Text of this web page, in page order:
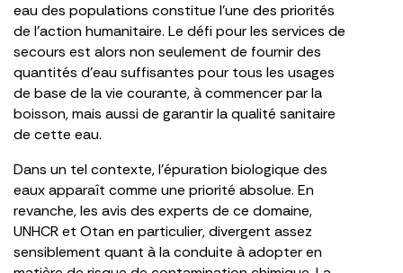
eau des populations constitue l’une des priorités
de l’action humanitaire. Le défi pour les services de
secours est alors non seulement de fournir des
quantités d’eau suffisantes pour tous les usages
de base de la vie courante, à commencer par la
boisson, mais aussi de garantir la qualité sanitaire
de cette eau.
Dans un tel contexte, l’épuration biologique des
eaux apparaît comme une priorité absolue. En
revanche, les avis des experts de ce domaine,
UNHCR et Otan en particulier, divergent assez
sensiblement quant à la conduite à adopter en